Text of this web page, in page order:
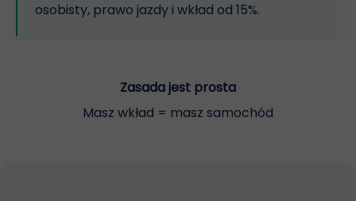
osobisty, prawo jazdy i wkład od 15%.
Zasada jest prosta
Masz wkład = masz samochód